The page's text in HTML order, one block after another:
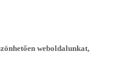
weboldalunkat,